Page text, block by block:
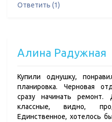
Ответить (1)
Алина Радужная
Купили однушку,
планировка. Черновая
сразу начинать ремонт.
классные, видно,
Единственное, хотелось